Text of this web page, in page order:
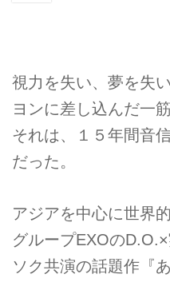
視力を失い、夢を失
ヨンに差し込んだ一筋
それは、１５年間音
だった。
アジアを中心に世界
グループEXOの
ソク共演の話題作『